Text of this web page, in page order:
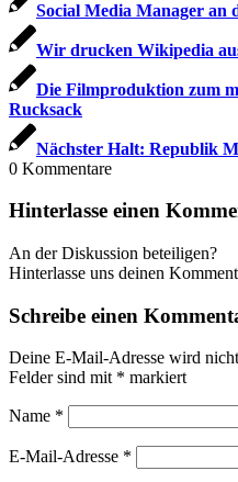
Social Media Manager
Wir drucken Wikipedia
Die Filmproduktion zum
Rucksack
Nächster Halt: Republik
0 Kommentare
Hinterlasse einen
An der Diskussion beteiligen?
Hinterlasse uns deinen
Schreibe einen
Deine E-Mail-Adresse wird
Felder sind mit * markiert
Name *
E-Mail-Adresse *